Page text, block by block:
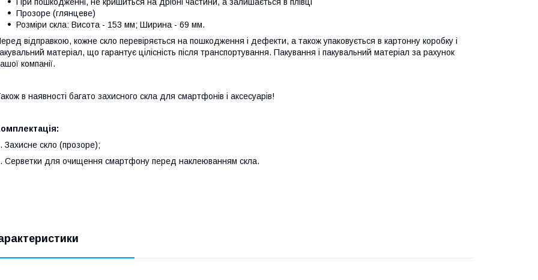
Прозоре (глянцеве)
Розміри скла: Висота - 153 мм; Ширина - 69 мм.
відправкою, кожне скло перевіряється на пошкодження і дефекти, а також упаковується в картонну коробку і
матеріал, що гарантує цілісність після транспортування. Пакування і пакувальний матеріал за рахунок
компанії.
в наявності багато захисного скла для смартфонів і аксесуарів!
Захисне скло (прозоре);
Серветки для очищення смартфону перед наклеюванням скла.